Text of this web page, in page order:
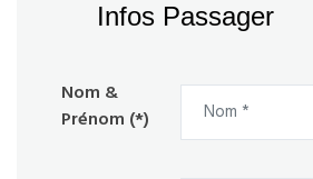
Infos Passager
Nom &
Prénom (*)